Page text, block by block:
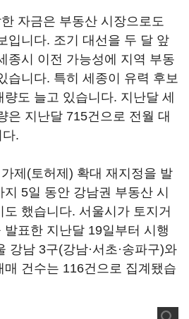
자금은 부동산 시장으로도
입니다. 조기 대선을 두 달 앞
종시 이전 가능성에 지역 부동
습니다. 특히 세종이 유력 후보
도 늘고 있습니다. 지난달 세
은 지난달 715건으로 전월 대
.
제(토허제) 확대 재지정을 발
5일 동안 강남권 부동산 시
했습니다. 서울시가 토지거
표한 지난달 19일부터 시행
강남 3구(강남·서초·송파구)와
건수는 116건으로 집계됐습